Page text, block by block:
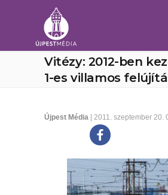
Vitézy: 2012-ben
1-es villamos
Újpest Média | 2011. szeptember 20.